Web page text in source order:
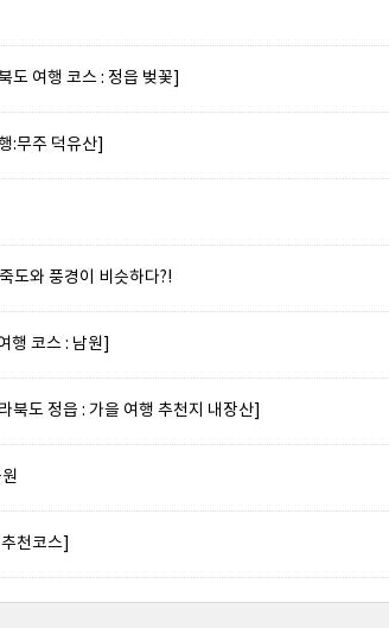
도 여행 코스 : 정읍 벚꽃]
:무주 덕유산]
도와 풍경이 비슷하다?!
행 코스 : 남원]
북도 정읍 : 가을 여행 추천지 내장산]
천코스]